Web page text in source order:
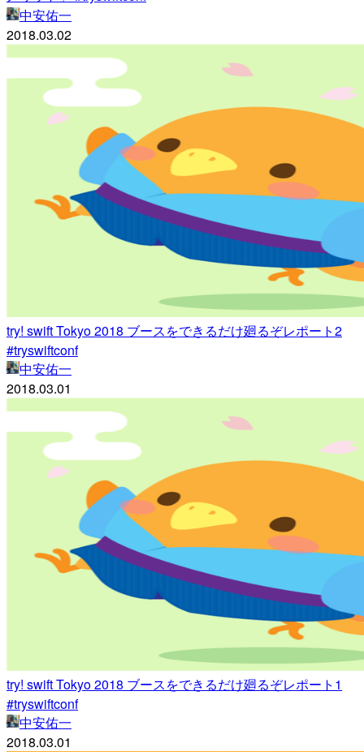
中安佑一
2018.03.02
try! swift Tokyo 2018 ブースをできるだけ廻るぞレポート2
#tryswiftconf
中安佑一
2018.03.01
try! swift Tokyo 2018 ブースをできるだけ廻るぞレポート1
#tryswiftconf
中安佑一
2018.03.01